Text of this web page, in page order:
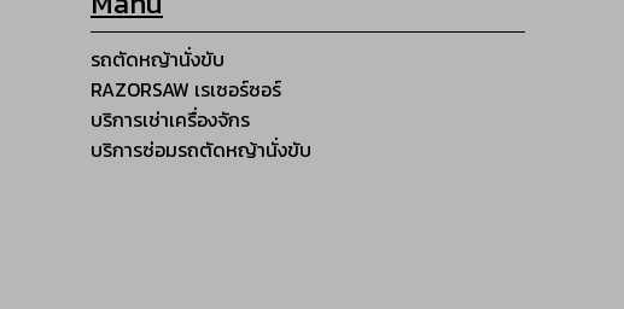
รถตัดหญ้านั่งขับ
RAZORSAW เรเซอร์ซอร์
บริการเช่าเครื่องจักร
บริการซ่อมรถตัดหญ้านั่งขับ